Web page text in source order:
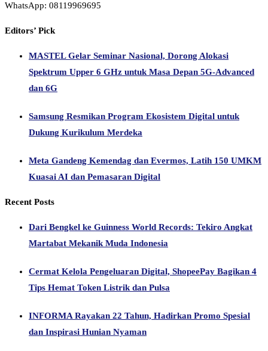
WhatsApp: 08119969695
Editors’ Pick
MASTEL Gelar Seminar Nasional, Dorong Alokasi
Spektrum Upper 6 GHz untuk Masa Depan 5G-Advanced
dan 6G
Samsung Resmikan Program Ekosistem Digital untuk
Dukung Kurikulum Merdeka
Meta Gandeng Kemendag dan Evermos, Latih 150 UMKM
Kuasai AI dan Pemasaran Digital
Recent Posts
Dari Bengkel ke Guinness World Records: Tekiro Angkat
Martabat Mekanik Muda Indonesia
Cermat Kelola Pengeluaran Digital, ShopeePay Bagikan 4
Tips Hemat Token Listrik dan Pulsa
INFORMA Rayakan 22 Tahun, Hadirkan Promo Spesial
dan Inspirasi Hunian Nyaman